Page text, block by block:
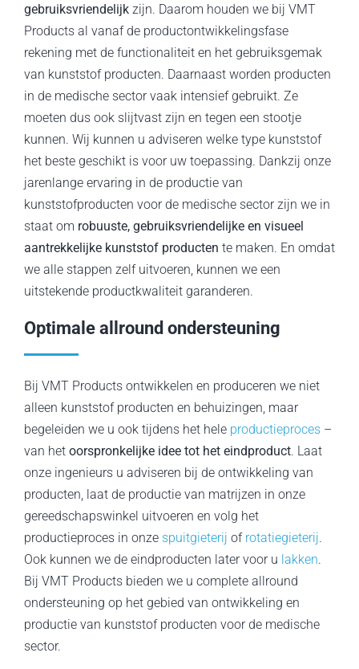
gebruiksvriendelijkzijn. Daarom houden we bij VMT
Products al vanaf de productontwikkelingsfase
rekening met de functionaliteit en het gebruiksgemak
van kunststof producten. Daarnaast worden producten
in de medische sector vaak intensief gebruikt. Ze
moeten dus ook slijtvast zijn en tegen een stootje
kunnen. Wij kunnen u adviseren welke type kunststof
het beste geschikt is voor uw toepassing. Dankzij onze
jarenlange ervaring in de productie van
kunststofproducten voor de medische sector zijn we in
staat om robuuste, gebruiksvriendelijke en visueel
aantrekkelijke kunststof producten te maken. En omdat
we alle stappen zelf uitvoeren, kunnen we een
uitstekende productkwaliteit garanderen.
Optimale allround ondersteuning
Bij VMT Products ontwikkelen en produceren we niet
alleen kunststof producten en behuizingen, maar
begeleiden we u ook tijdens het hele productieproces–
van het oorspronkelijke idee tot het eindproduct. Laat
onze ingenieurs u adviseren bij de ontwikkeling van
producten, laat de productie van matrijzen in onze
gereedschapswinkel uitvoeren en volg het
productieproces in onze spuitgieterij of rotatiegieterij.
Ook kunnen we de eindproducten later voor u lakken.
Bij VMT Products bieden we u complete allround
ondersteuning op het gebied van ontwikkeling en
productie van kunststof producten voor de medische
sector.